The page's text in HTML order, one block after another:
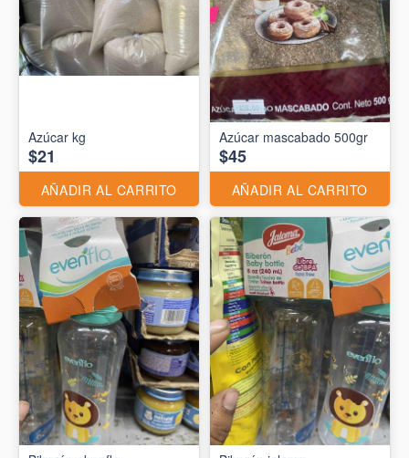
Azúcar kg
$21
AÑADIR AL CARRITO
Azúcar mascabado 500gr
$45
AÑADIR AL CARRITO